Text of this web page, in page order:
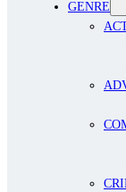
GENRE